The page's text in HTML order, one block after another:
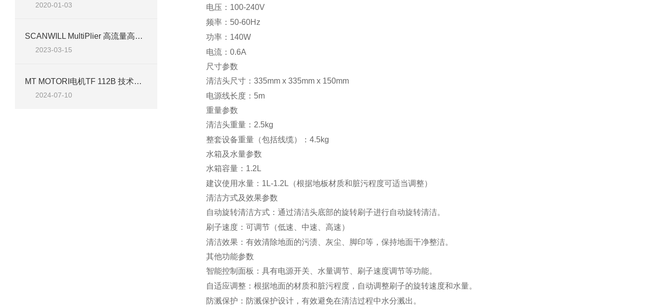
2020-01-03
SCANWILL MultiPlier 高流量高压液压增压器简介
2023-03-15
MT MOTORI电机TF 112B 技术介绍
2024-07-10
电压：100-240V
频率：50-60Hz
功率：140W
电流：0.6A
尺寸参数
清洁头尺寸：335mm x 335mm x 150mm
电源线长度：5m
重量参数
清洁头重量：2.5kg
整套设备重量（包括线缆）：4.5kg
水箱及水量参数
水箱容量：1.2L
建议使用水量：1L-1.2L（根据地板材质和脏污程度可适当调整）
清洁方式及效果参数
自动旋转清洁方式：通过清洁头底部的旋转刷子进行自动旋转清洁。
刷子速度：可调节（低速、中速、高速）
清洁效果：有效清除地面的污渍、灰尘、脚印等，保持地面干净整洁。
其他功能参数
智能控制面板：具有电源开关、水量调节、刷子速度调节等功能。
自适应调整：根据地面的材质和脏污程度，自动调整刷子的旋转速度和水量。
防溅保护：防溅保护设计，有效避免在清洁过程中水分溅出。